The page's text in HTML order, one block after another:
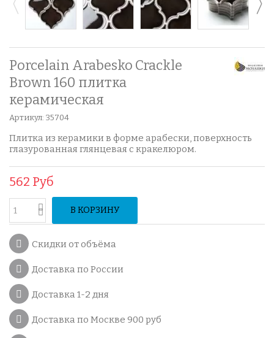
Porcelain Arabesko Crackle
Brown 160 плитка
керамическая
Артикул: 35704
Плитка из керамики в форме арабески, поверхность
глазурованная глянцевая с кракелюром.
562 Руб
В КОРЗИНУ
Скидки от объёма
Доставка по России
Доставка 1-2 дня
Доставка по Москве 900 руб